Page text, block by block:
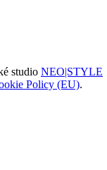
studio NEO|STYLE
Policy (EU).